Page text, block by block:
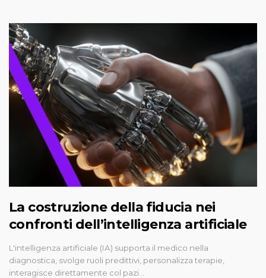
La costruzione della fiducia nei
confronti dell’intelligenza artificiale
L'intelligenza artificiale (IA) supporta il medico nella
diagnostica, svolge ruoli predittivi, personalizza terapie,
interagisce direttamente col pazi…